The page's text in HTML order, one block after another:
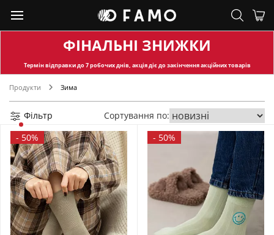
ФІНАЛЬНІ ЗНИЖКИ
Термін відправкидо 7 робочих днів, акція діє до закінчення акційних товарів
Продукти Зима
Фільтр
Сортування по:
- 50% - 50%